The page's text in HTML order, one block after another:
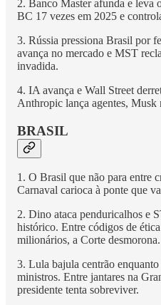
2. Banco Master afunda e
BC 17 vezes em 2025 e
3. Rússia pressiona Brasil por
avança no mercado e MST
invadida.
4. IA avança e Wall Street
Anthropic lança agentes, Musk
BRASIL
1. O Brasil que não para entre
Carnaval carioca à ponte que
2. Dino ataca penduricalhos e
histórico. Entre códigos de
milionários, a Corte desmorona.
3. Lula bajula centrão
ministros. Entre jantares na
presidente tenta sobreviver.